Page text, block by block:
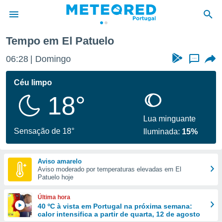
da
foi
fornecidas
a este
das
e
forma
digital
Tempo em El Patuelo
06:28 Domingo ...
Céu limpo
18°
Sensação de 18°
Lua minguante
Iluminada: 15%
Aviso amarelo
Aviso moderado por temperaturas elevadas em El
Patuelo hoje
Última hora
40 ºC à vista em Portugal na próxima semana:
calor intensifica a partir de quarta, 12 de agosto